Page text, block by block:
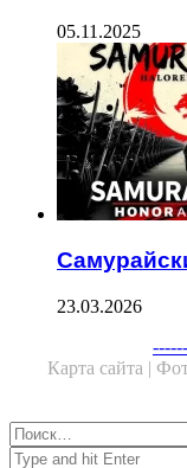
05.11.2025
23.03.2026
Карта сайта |
Close
Найти:
Close